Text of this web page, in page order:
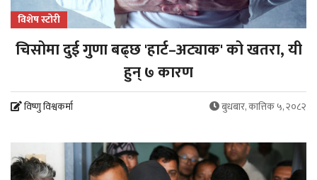
विशेष स्टोरी
चिसोमा दुई गुणा बढ्छ 'हार्ट–अट्याक' को खतरा, यी
हुन् ७ कारण
विष्णु विश्वकर्मा बुधबार, कात्तिक ५, २०८२